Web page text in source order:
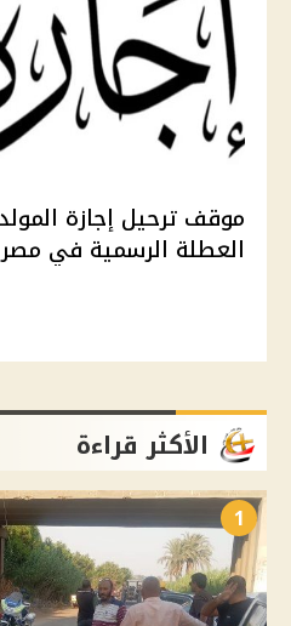
العطلة الرسمية في مصر
الأكثر قراءة
1